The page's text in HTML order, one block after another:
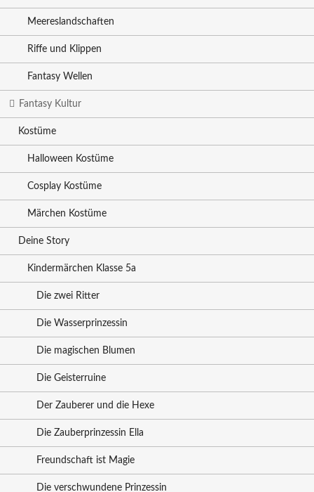
Meereslandschaften
Riffe und Klippen
Fantasy Wellen
Fantasy Kultur
Kostüme
Halloween Kostüme
Cosplay Kostüme
Märchen Kostüme
Deine Story
Kindermärchen Klasse 5a
Die zwei Ritter
Die Wasserprinzessin
Die magischen Blumen
Die Geisterruine
Der Zauberer und die Hexe
Die Zauberprinzessin Ella
Freundschaft ist Magie
Die verschwundene Prinzessin